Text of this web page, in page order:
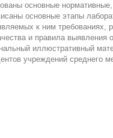
основные
основные этапы
к ним требованиях,
и правила
иллюстративный
учреждений среднего